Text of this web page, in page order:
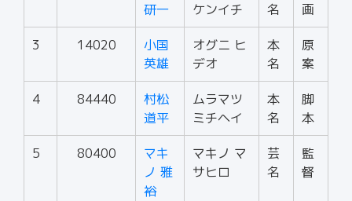
研一
ケンイチ
名
画
3 14020
小国
英雄
オグニ ヒ
デオ
本
名
原
案
4 84440
村松
道平
ムラマツ
ミチヘイ
本
名
脚
本
5 80400
マキ
ノ 雅
裕
マキノ マ
サヒロ
芸
名
監
督